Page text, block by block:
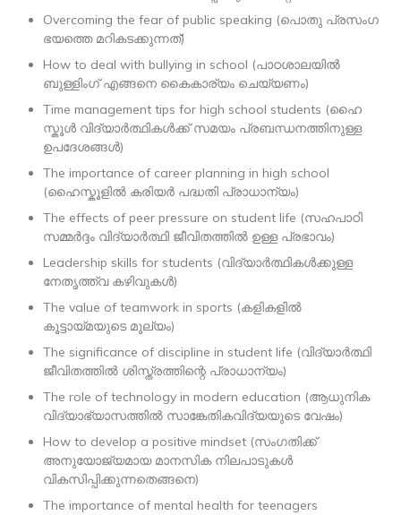
Overcoming the fear of public speaking (പൊതു പ്രസംഗ
ഭയത്തെ മറികടക്കുന്നത്)
How to deal with bullying in school (പാഠശാലയിൽ
ബുള്ളിംഗ് എങ്ങനെ കൈകാര്യം ചെയ്യണം)
Time management tips for high school students (ഹൈ
സ്കൂൾ വിദ്യാർത്ഥികൾക്ക് സമയം പ്രബന്ധനത്തിനുള്ള
ഉപദേശങ്ങൾ)
The importance of career planning in high school
(ഹൈസ്കൂളിൽ കരിയർ പദ്ധതി പ്രാധാന്യം)
The effects of peer pressure on student life (സഹപാഠി
സമ്മർദ്ദം വിദ്യാർത്ഥി ജീവിതത്തിൽ ഉള്ള പ്രഭാവം)
Leadership skills for students (വിദ്യാർത്ഥികൾക്കുള്ള
നേതൃത്ത്വ കഴിവുകൾ)
The value of teamwork in sports (കളികളിൽ
കൂട്ടായ്മയുടെ മൂല്യം)
The significance of discipline in student life (വിദ്യാർത്ഥി
ജീവിതത്തിൽ ശിസ്ത്രത്തിന്റെ പ്രാധാന്യം)
The role of technology in modern education (ആധുനിക
വിദ്യാഭ്യാസത്തിൽ സാങ്കേതികവിദ്യയുടെ വേഷം)
How to develop a positive mindset (സംഗതിക്ക്
അനുയോജ്യമായ മാനസിക നിലപാടുകൾ
വികസിപ്പിക്കുന്നതെങ്ങനെ)
The importance of mental health for teenagers